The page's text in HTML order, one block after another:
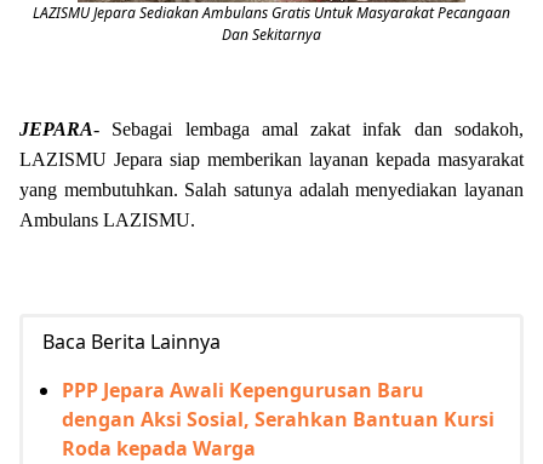
LAZISMU Jepara Sediakan Ambulans Gratis Untuk Masyarakat Pecangaan
Dan Sekitarnya
JEPARA- Sebagai lembaga amal zakat infak dan sodakoh,
LAZISMU Jepara siap memberikan layanan kepada masyarakat
yang membutuhkan. Salah satunya adalah menyediakan layanan
Ambulans LAZISMU.
Baca Berita Lainnya
PPP Jepara Awali Kepengurusan Baru
dengan Aksi Sosial, Serahkan Bantuan Kursi
Roda kepada Warga